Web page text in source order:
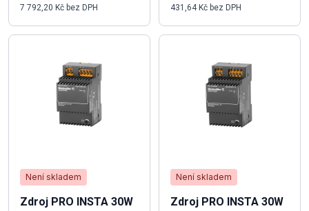
7 792,20 Kč bez DPH 431,64 Kč bez DPH
Není skladem
Zdroj PRO INSTA 30W
Není skladem
Zdroj PRO INSTA 30W